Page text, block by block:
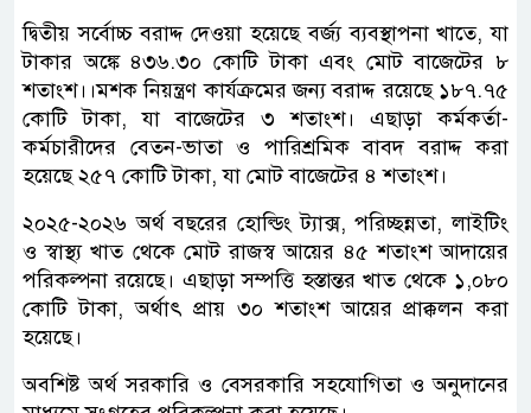
দ্বিতীয় সর্বোচ্চ বরাদ্দ দেওয়া হয়েছে বর্জ্য ব্যবস্থাপনা খাতে, যা
টাকার অঙ্কে ৪৩৬.৩০ কোটি টাকা এবং মোট বাজেটের ৮
শতাংশ।।মশক নিয়ন্ত্রণ কার্যক্রমের জন্য বরাদ্দ রয়েছে ১৮৭.৭৫
কোটি টাকা, যা বাজেটের ৩ শতাংশ। এছাড়া কর্মকর্তা-
কর্মচারীদের বেতন-ভাতা ও পারিশ্রমিক বাবদ বরাদ্দ করা
হয়েছে ২৫৭ কোটি টাকা, যা মোট বাজেটের ৪ শতাংশ।
২০২৫-২০২৬ অর্থ বছরের হোল্ডিং ট্যাক্স, পরিচ্ছন্নতা, লাইটিং
ও স্বাস্থ্য খাত থেকে মোট রাজস্ব আয়ের ৪৫ শতাংশ আদায়ের
পরিকল্পনা রয়েছে। এছাড়া সম্পত্তি হস্তান্তর খাত থেকে ১,০৮০
কোটি টাকা, অর্থাৎ প্রায় ৩০ শতাংশ আয়ের প্রাক্কলন করা
হয়েছে।
অবশিষ্ট অর্থ সরকারি ও বেসরকারি সহযোগিতা ও অনুদানের